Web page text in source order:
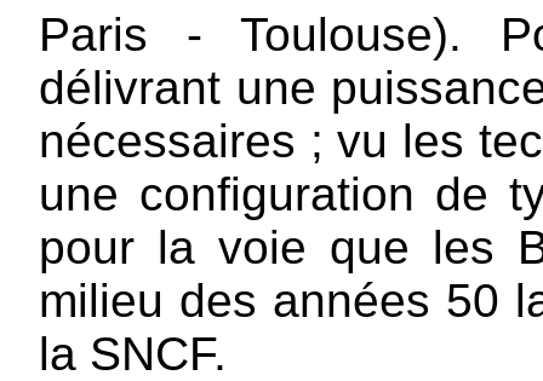
Paris - Toulouse).
délivrant une
nécessaires ; vu les
une configuration de
pour la voie que les
milieu des années 50
la SNCF.